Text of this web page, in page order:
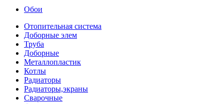
Обои
Отопительная система
Доборные элем
Труба
Доборные
Металлопластик
Котлы
Радиаторы
Радиаторы,экраны
Сварочные